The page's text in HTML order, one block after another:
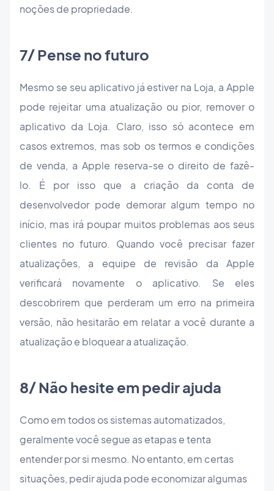
noções de propriedade.
7/ Pense no futuro
Mesmo se seu aplicativo já estiver na Loja, a Apple
pode rejeitar uma atualização ou pior, remover o
aplicativo da Loja. Claro, isso só acontece em
casos extremos, mas sob os termos e condições
de venda, a Apple reserva-se o direito de fazê-
lo. É por isso que a criação da conta de
desenvolvedor pode demorar algum tempo no
início, mas irá poupar muitos problemas aos seus
clientes no futuro. Quando você precisar fazer
atualizações, a equipe de revisão da Apple
verificará novamente o aplicativo. Se eles
descobrirem que perderam um erro na primeira
versão, não hesitarão em relatar a você durante a
atualização e bloquear a atualização.
8/ Não hesite em pedir ajuda
Como em todos os sistemas automatizados,
geralmente você segue as etapas e tenta
entender por si mesmo. No entanto, em certas
situações, pedir ajuda pode economizar algumas